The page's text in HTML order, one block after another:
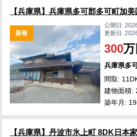
【兵庫県】兵庫県多可郡多可町加
新着
公開日:
更新日:
300万
兵庫県多
間取:
建物面積:
築年月:
【兵庫県】丹波市氷上町 8DK日本